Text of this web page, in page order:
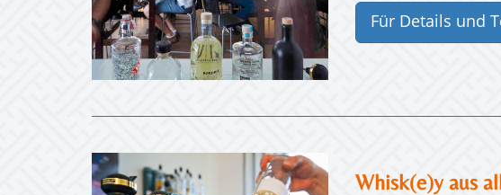
Für Details und
Whisk(e)y aus